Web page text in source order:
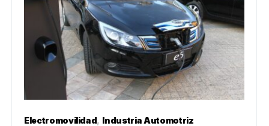
Electromovilidad Industria Automotriz